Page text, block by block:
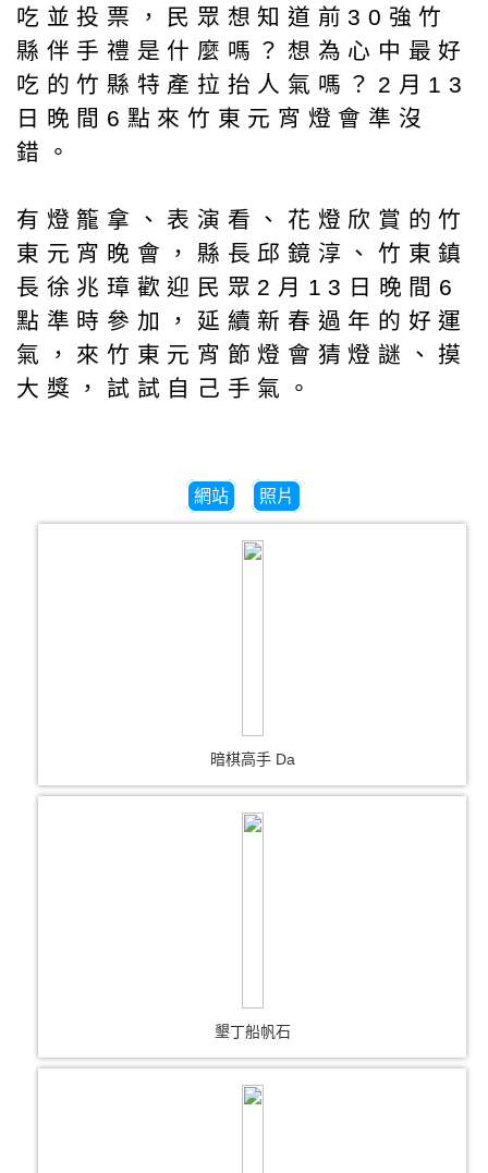
吃並投票，民眾想知道前30強竹
縣伴手禮是什麼嗎？想為心中最好
吃的竹縣特產拉抬人氣嗎？2月13
日晚間6點來竹東元宵燈會準沒
錯。
有燈籠拿、表演看、花燈欣賞的竹
東元宵晚會，縣長邱鏡淳、竹東鎮
長徐兆璋歡迎民眾2月13日晚間6
點準時參加，延續新春過年的好運
氣，來竹東元宵節燈會猜燈謎、摸
大獎，試試自己手氣。
網站 照片
暗棋高手 Da
墾丁船帆石